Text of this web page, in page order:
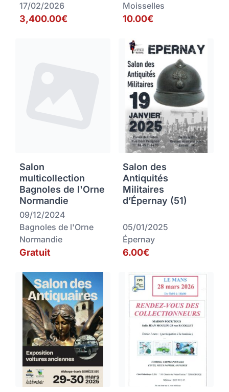
17/02/2026
3,400.00€
Moisselles
10.00€
Salon
multicollection
Bagnoles de l'Orne
Normandie
09/12/2024
Bagnoles de l'Orne
Normandie
Gratuit
Salon des
Antiquités
Militaires
d’Épernay (51)
05/01/2025
Épernay
6.00€